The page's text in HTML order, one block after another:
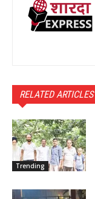
RELATED ARTICLES
Trending